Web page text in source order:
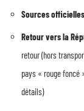
Sources
Retour vers la
retour (hors
pays « rouge foncé
détails)